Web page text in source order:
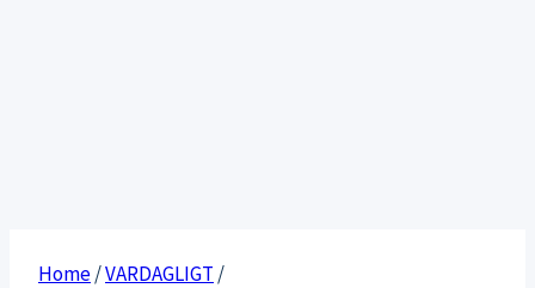
Home/VARDAGLIGT /